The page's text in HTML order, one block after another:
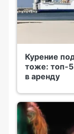
Курение
тоже: топ-5
в аренду